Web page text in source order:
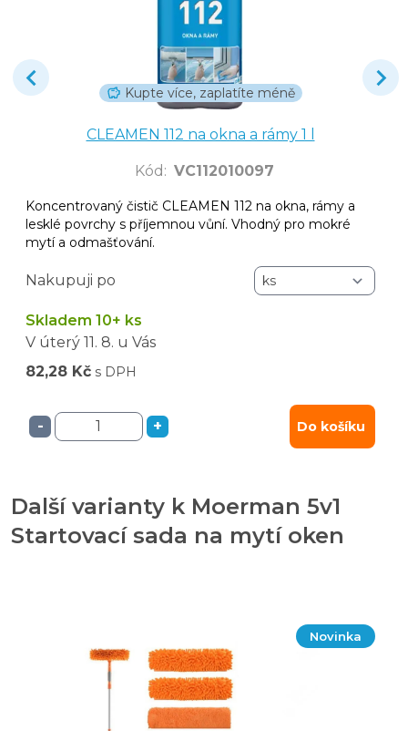
Kupte více, zaplatíte méně
CLEAMEN 112 na okna a rámy 1 l
Kód : VC112010097
Koncentrovaný čistič CLEAMEN 112 na okna, rámy a
lesklé povrchy s příjemnou vůní. Vhodný pro mokré
mytí a odmašťování.
Nakupuji po
Skladem 10+ ks
V úterý 11. 8. u Vás
82,28 Kč s DPH
- + Do košíku
Další varianty k Moerman 5v1
Startovací sada na mytí oken
Novinka